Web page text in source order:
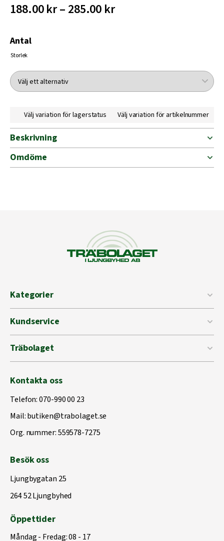
188.00 kr – 285.00 kr
Antal
Storlek
Välj variation för lagerstatus Välj variation för artikelnummer
Beskrivning
Omdöme
Kategorier
Kundservice
Träbolaget
Kontakta oss
Telefon:070-990 00 23
Mail:butiken@trabolaget.se
Org. nummer: 559578-7275
Besök oss
Ljungbygatan 25
264 52 Ljungbyhed
Öppettider
Måndag - Fredag: 08 - 17